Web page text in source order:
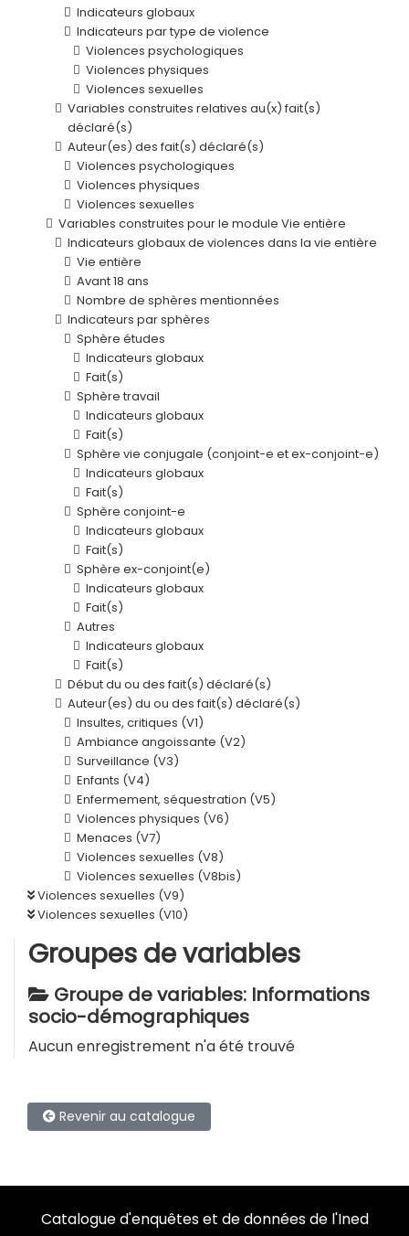
Indicateurs globaux
Indicateurs par type de violence
Violences psychologiques
Violences physiques
Violences sexuelles
Variables construites relatives au(x) fait(s)
déclaré(s)
Auteur(es) des fait(s) déclaré(s)
Violences psychologiques
Violences physiques
Violences sexuelles
Variables construites pour le module Vie entière
Indicateurs globaux de violences dans la vie entière
Vie entière
Avant 18 ans
Nombre de sphères mentionnées
Indicateurs par sphères
Sphère études
Indicateurs globaux
Fait(s)
Sphère travail
Indicateurs globaux
Fait(s)
Sphère vie conjugale (conjoint-e et ex-conjoint-e)
Indicateurs globaux
Fait(s)
Sphère conjoint-e
Indicateurs globaux
Fait(s)
Sphère ex-conjoint(e)
Indicateurs globaux
Fait(s)
Autres
Indicateurs globaux
Fait(s)
Début du ou des fait(s) déclaré(s)
Auteur(es) du ou des fait(s) déclaré(s)
Insultes, critiques (V1)
Ambiance angoissante (V2)
Surveillance (V3)
Enfants (V4)
Enfermement, séquestration (V5)
Violences physiques (V6)
Menaces (V7)
Violences sexuelles (V8)
Violences sexuelles (V8bis)
Violences sexuelles (V9)
Violences sexuelles (V10)
Groupes de variables
Groupe de variables: Informations
socio-démographiques
Aucun enregistrement n'a été trouvé
Revenir au catalogue
Catalogue d'enquêtes et de données de l'Ined